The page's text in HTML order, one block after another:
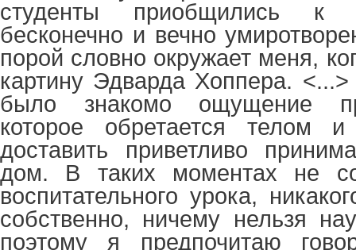
студенты приобщились к
бесконечно и вечно
порой словно окружает меня,
картину Эдварда Хоппера. <...>
было знакомо ощущение
которое обретается телом
доставить приветливо
дом. В таких моментах не
воспитательного урока,
собственно, ничему нельзя
поэтому я предпочитаю